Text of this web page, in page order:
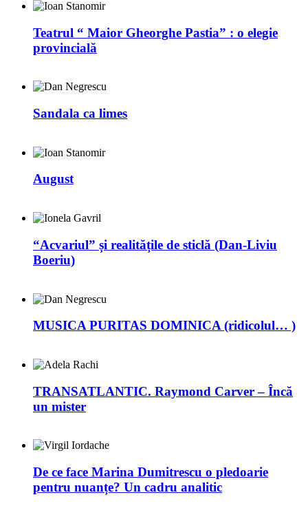
Teatrul “ Maior Gheorghe Pastia” : o elegie
provincială
Sandala ca limes
August
“Acvariul” și realitățile de sticlă (Dan-Liviu
Boeriu)
MUSICA PURITAS DOMINICA (ridicolul… )
TRANSATLANTIC. Raymond Carver – Încă
un mister
De ce face Marina Dumitrescu o pledoarie
pentru nuanțe? Un cadru analitic